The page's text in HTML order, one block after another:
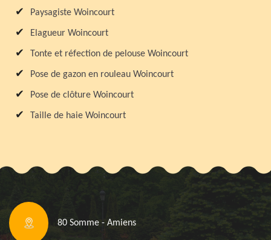
Paysagiste Woincourt
Elagueur Woincourt
Tonte et réfection de pelouse Woincourt
Pose de gazon en rouleau Woincourt
Pose de clôture Woincourt
Taille de haie Woincourt
80 Somme - Amiens